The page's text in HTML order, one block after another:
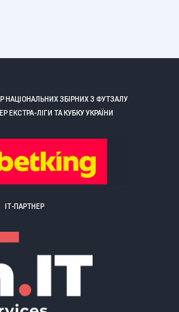
НАЦІОНАЛЬНИХ ЗБІРНИХ З ФУТЗАЛУ
ЕКСТРА-ЛІГИ ТА КУБКУ УКРАЇНИ
ІТ-ПАРТНЕР